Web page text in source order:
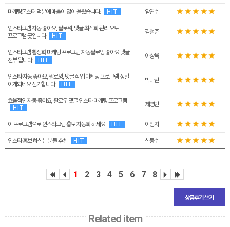
마케팅몬스터 덕분에 매출이 많이 올랐습니다. HIT 임연수
인스타그램 자동 좋아요, 팔로워, 댓글 최적화 관리 오토
프로그램 굿입니다
HIT
김철준
인스타그램 활성화 마케팅 프로그램 자동팔로잉 좋아요 댓글
전부 됩니다
HIT
이상욱
인스타 자동 좋아요, 팔로잉, 댓글 작업 마케팅 프로그램 정말
이게되네요 신기합니다
HIT
박나린
효율적인 자동 좋아요, 팔로우 댓글 인스타 마케팅 프로그램
HIT
제영민
이 프로그램으로 인스타그램 홍보 자동화 하세요 HIT 이엄지
인스타 홍보 하신는 분들 추천 HIT 신동수
1 2 3 4 5 6 7 8
상품후기 쓰기
Related item